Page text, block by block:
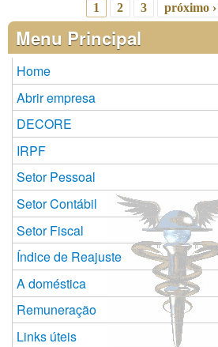
Páginas
1 2 3 próximo ›
Menu Principal
Home
Abrir empresa
DECORE
IRPF
Setor Pessoal
Setor Contábil
Setor Fiscal
Índice de Reajuste
A doméstica
Remuneração
Links úteis